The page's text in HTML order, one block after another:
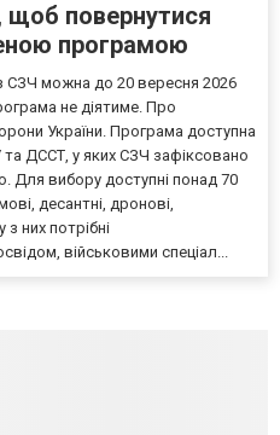
щоб повернутися
програмою
СЗЧ можна до 20 вересня 2026
не діятиме. Про
України. Програма доступна
ДССТ, у яких СЗЧ зафіксовано
Для вибору доступні понад 70
десантні, дронові,
з них потрібні
військовими спеціал...